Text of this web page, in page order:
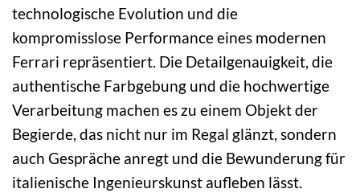
technologische Evolution und die
kompromisslose Performance eines modernen
Ferrari repräsentiert. Die Detailgenauigkeit, die
authentische Farbgebung und die hochwertige
Verarbeitung machen es zu einem Objekt der
Begierde, das nicht nur im Regal glänzt, sondern
auch Gespräche anregt und die Bewunderung für
italienische Ingenieurskunst aufleben lässt.